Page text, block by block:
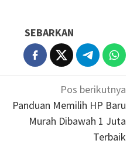
SEBARKAN
Pos berikutnya
Panduan Memilih HP Baru
Murah Dibawah 1 Juta
Terbaik